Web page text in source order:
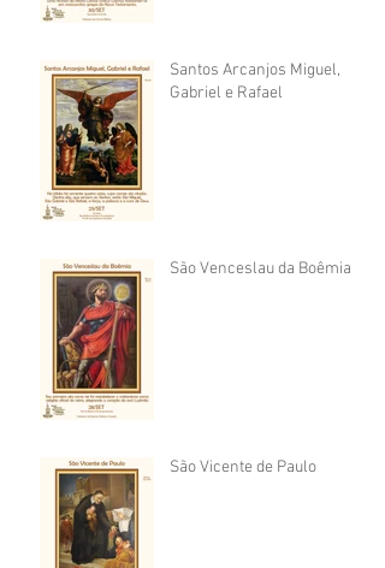
Santos Arcanjos Miguel,
Gabriel e Rafael
São Venceslau da Boêmia
São Vicente de Paulo